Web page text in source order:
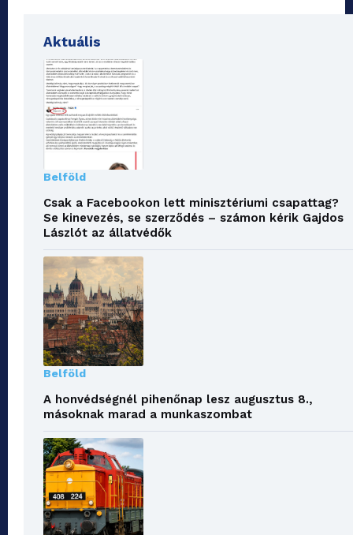
Aktuális
Belföld
Csak a Facebookon lett minisztériumi csapattag?
Se kinevezés, se szerződés – számon kérik Gajdos
Lászlót az állatvédők
Belföld
A honvédségnél pihenőnap lesz augusztus 8.,
másoknak marad a munkaszombat